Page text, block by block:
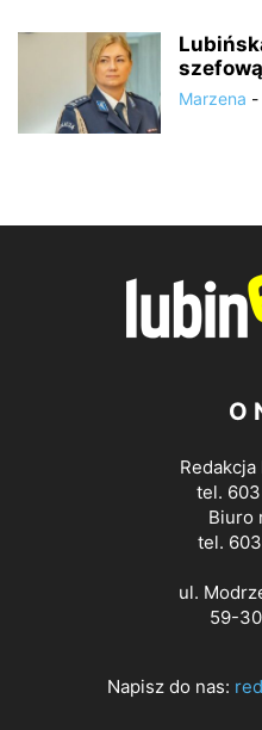
szefową
Marzena -
O
Redakcja
tel.
Biuro
tel.
ul.
59-
Napisz do nas: